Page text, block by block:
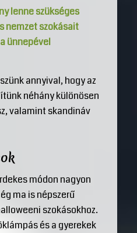
lenne szükséges
nemzet szokásait
ünnepével
annyival, hogy az
néhány különösen
valamint skandináv
módon nagyon
ma is népszerű
szokásokhoz.
és a gyerekek